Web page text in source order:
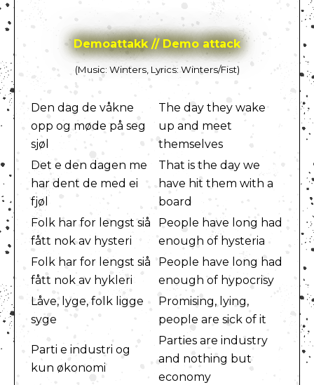
Demoattakk // Demo attack
(Music: Winters, Lyrics: Winters/Fist)
Den dag de våkne
opp og møde på seg
sjøl
The day they wake
up and meet
themselves
Det e den dagen me
har dent de med ei
fjøl
That is the day we
have hit them with a
board
Folk har for lengst siå
fått nok av hysteri
People have long had
enough of hysteria
Folk har for lengst siå
fått nok av hykleri
People have long had
enough of hypocrisy
Låve, lyge, folk ligge
syge
Promising, lying,
people are sick of it
Parti e industri og
kun økonomi
Parties are industry
and nothing but
economy